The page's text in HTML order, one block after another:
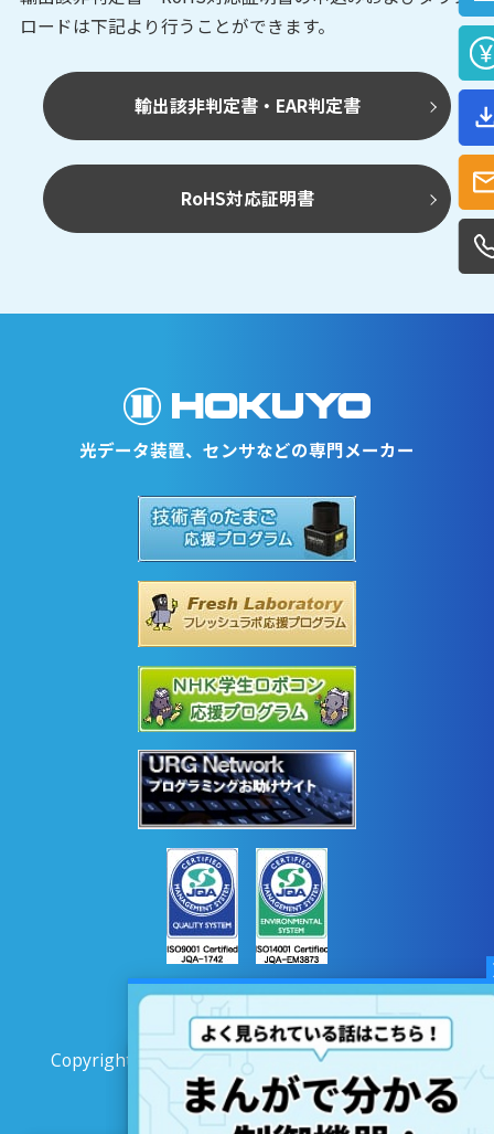
ロードは下記より行うことができます。
輸出該非判定書・EAR判定書
RoHS対応証明書
光データ装置、センサなどの専門メーカー
Copyright © 2020 HOKUYO AUTOMATIC CO.LTD
All Rights Reserved.